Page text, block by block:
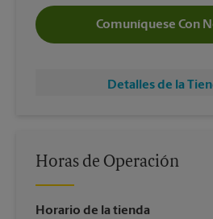
Comuníquese Con
Detalles de la
Horas de Operación
Horario de la tienda